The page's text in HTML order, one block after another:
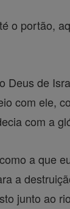
o portão,
Deus de
com ele,
com a
a que
a
junto ao